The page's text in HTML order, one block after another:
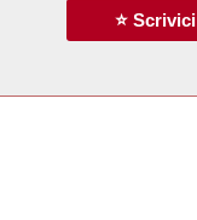
⭐